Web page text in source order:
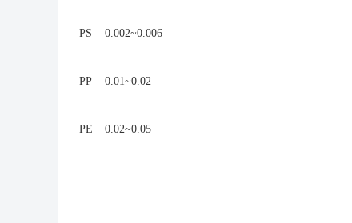
PS 0.002~0.006
PP 0.01~0.02
PE 0.02~0.05